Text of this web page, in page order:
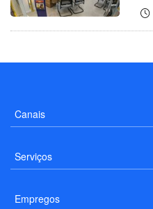
Canais
Serviços
Empregos